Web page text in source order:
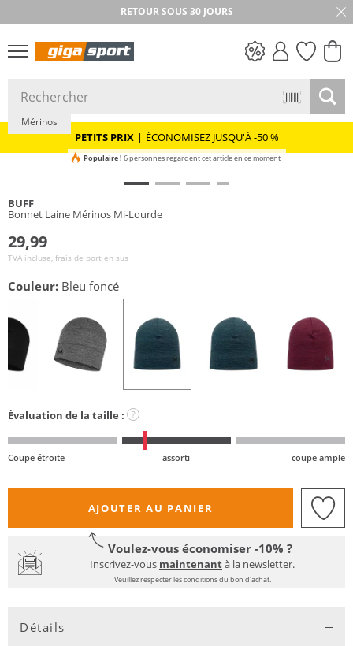
RETOUR SOUS 30 JOURS
PETITS PRIX
PETITS PRIX | ÉCONOMISEZ JUSQU'À -50 %
Durable
Mérinos
Populaire ! 6 personnes regardent cet article en ce moment
BUFF
Bonnet Laine Mérinos Mi-Lourde
29,99
TVA incluse, frais de port en sus
Couleur: Bleu foncé
Évaluation de la taille : ?
Coupe étroite assorti coupe ample
AJOUTER AU PANIER
Voulez-vous économiser -10% ?
Inscrivez-vous maintenantà la newsletter.
Veuillez respecter les conditions du bon d'achat.
Détails